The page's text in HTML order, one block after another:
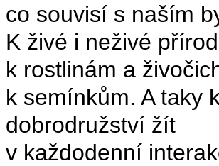
co souvisí s naším
K živé i neživé
k rostlinám a
k semínkům. A taky
dobrodružství žít
v každodenní